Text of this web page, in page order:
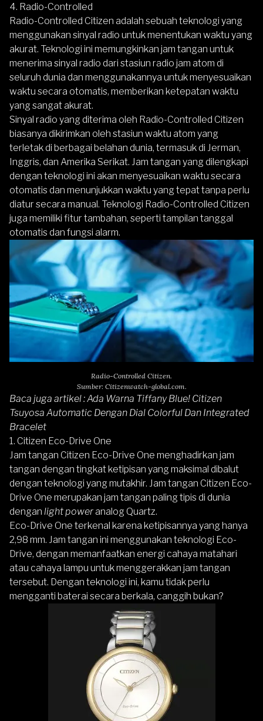
4. Radio-Controlled
Radio-Controlled Citizen adalah sebuah teknologi yang
menggunakan sinyal radio untuk menentukan waktu yang
akurat. Teknologi ini memungkinkan jam tangan untuk
menerima sinyal radio dari stasiun radio jam atom di
seluruh dunia dan menggunakannya untuk menyesuaikan
waktu secara otomatis, memberikan ketepatan waktu
yang sangat akurat.
Sinyal radio yang diterima oleh Radio-Controlled Citizen
biasanya dikirimkan oleh stasiun waktu atom yang
terletak di berbagai belahan dunia, termasuk di Jerman,
Inggris, dan Amerika Serikat. Jam tangan yang dilengkapi
dengan teknologi ini akan menyesuaikan waktu secara
otomatis dan menunjukkan waktu yang tepat tanpa perlu
diatur secara manual. Teknologi Radio-Controlled Citizen
juga memiliki fitur tambahan, seperti tampilan tanggal
otomatis dan fungsi alarm.
Radio-Controlled Citizen.
Sumber: Citizenwatch-global.com.
Baca juga artikel :Ada Warna Tiffany Blue! Citizen
Tsuyosa Automatic Dengan Dial Colorful Dan Integrated
Bracelet
1. Citizen Eco-Drive One
Jam tangan Citizen Eco-Drive One menghadirkan jam
tangan dengan tingkat ketipisan yang maksimal dibalut
dengan teknologi yang mutakhir. Jam tangan Citizen Eco-
Drive One merupakan jam tangan paling tipis di dunia
dengan light poweranalog Quartz.
Eco-Drive One terkenal karena ketipisannya yang hanya
2,98 mm. Jam tangan ini menggunakan teknologi Eco-
Drive, dengan memanfaatkan energi cahaya matahari
atau cahaya lampu untuk menggerakkan jam tangan
tersebut. Dengan teknologi ini, kamu tidak perlu
mengganti baterai secara berkala, canggih bukan?